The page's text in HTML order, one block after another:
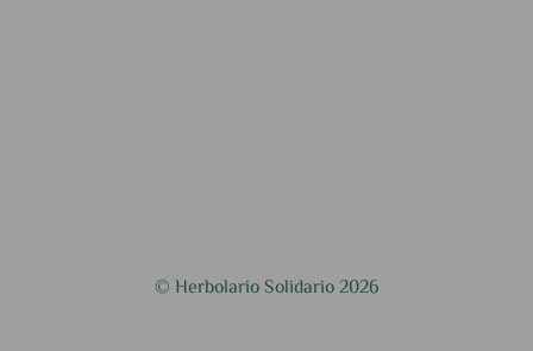
© Herbolario Solidario 2026